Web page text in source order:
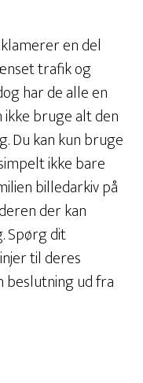
en del
trafik og
har de alle en
bruge alt den
Du kan kun bruge
ikke bare
billedarkiv på
der kan
Spørg dit
til deres
ud fra